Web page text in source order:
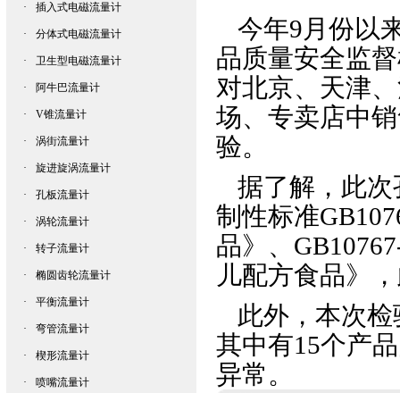
· 插入式电磁流量计
· 分体式电磁流量计
· 卫生型电磁流量计
· 阿牛巴流量计
· V锥流量计
· 涡街流量计
· 旋进旋涡流量计
· 孔板流量计
· 涡轮流量计
· 转子流量计
· 椭圆齿轮流量计
· 平衡流量计
· 弯管流量计
· 楔形流量计
· 喷嘴流量计
今年9月份以
品质量安全监
对北京、天津
场、专卖店中
验。
据了解，此次
制性标准
品》、
儿配方食品》
此外，本次
其中有15个产
异常。